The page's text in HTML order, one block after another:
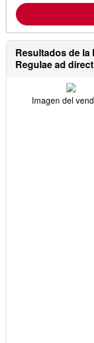
Resultados de la
Regulae ad
Imagen del